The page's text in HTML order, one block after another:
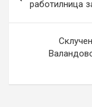
в
работилница